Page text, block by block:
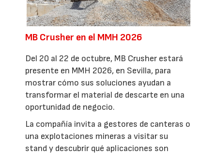
MB Crusher en el MMH 2026
Del 20 al 22 de octubre, MB Crusher estará
presente en MMH 2026, en Sevilla, para
mostrar cómo sus soluciones ayudan a
transformar el material de descarte en una
oportunidad de negocio.
La compañía invita a gestores de canteras o
una explotaciones mineras a visitar su
stand y descubrir qué aplicaciones son